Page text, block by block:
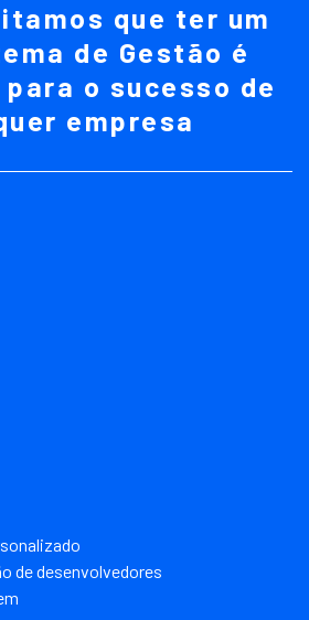
que ter um
de Gestão é
o sucesso de
empresa
de desenvolvedores